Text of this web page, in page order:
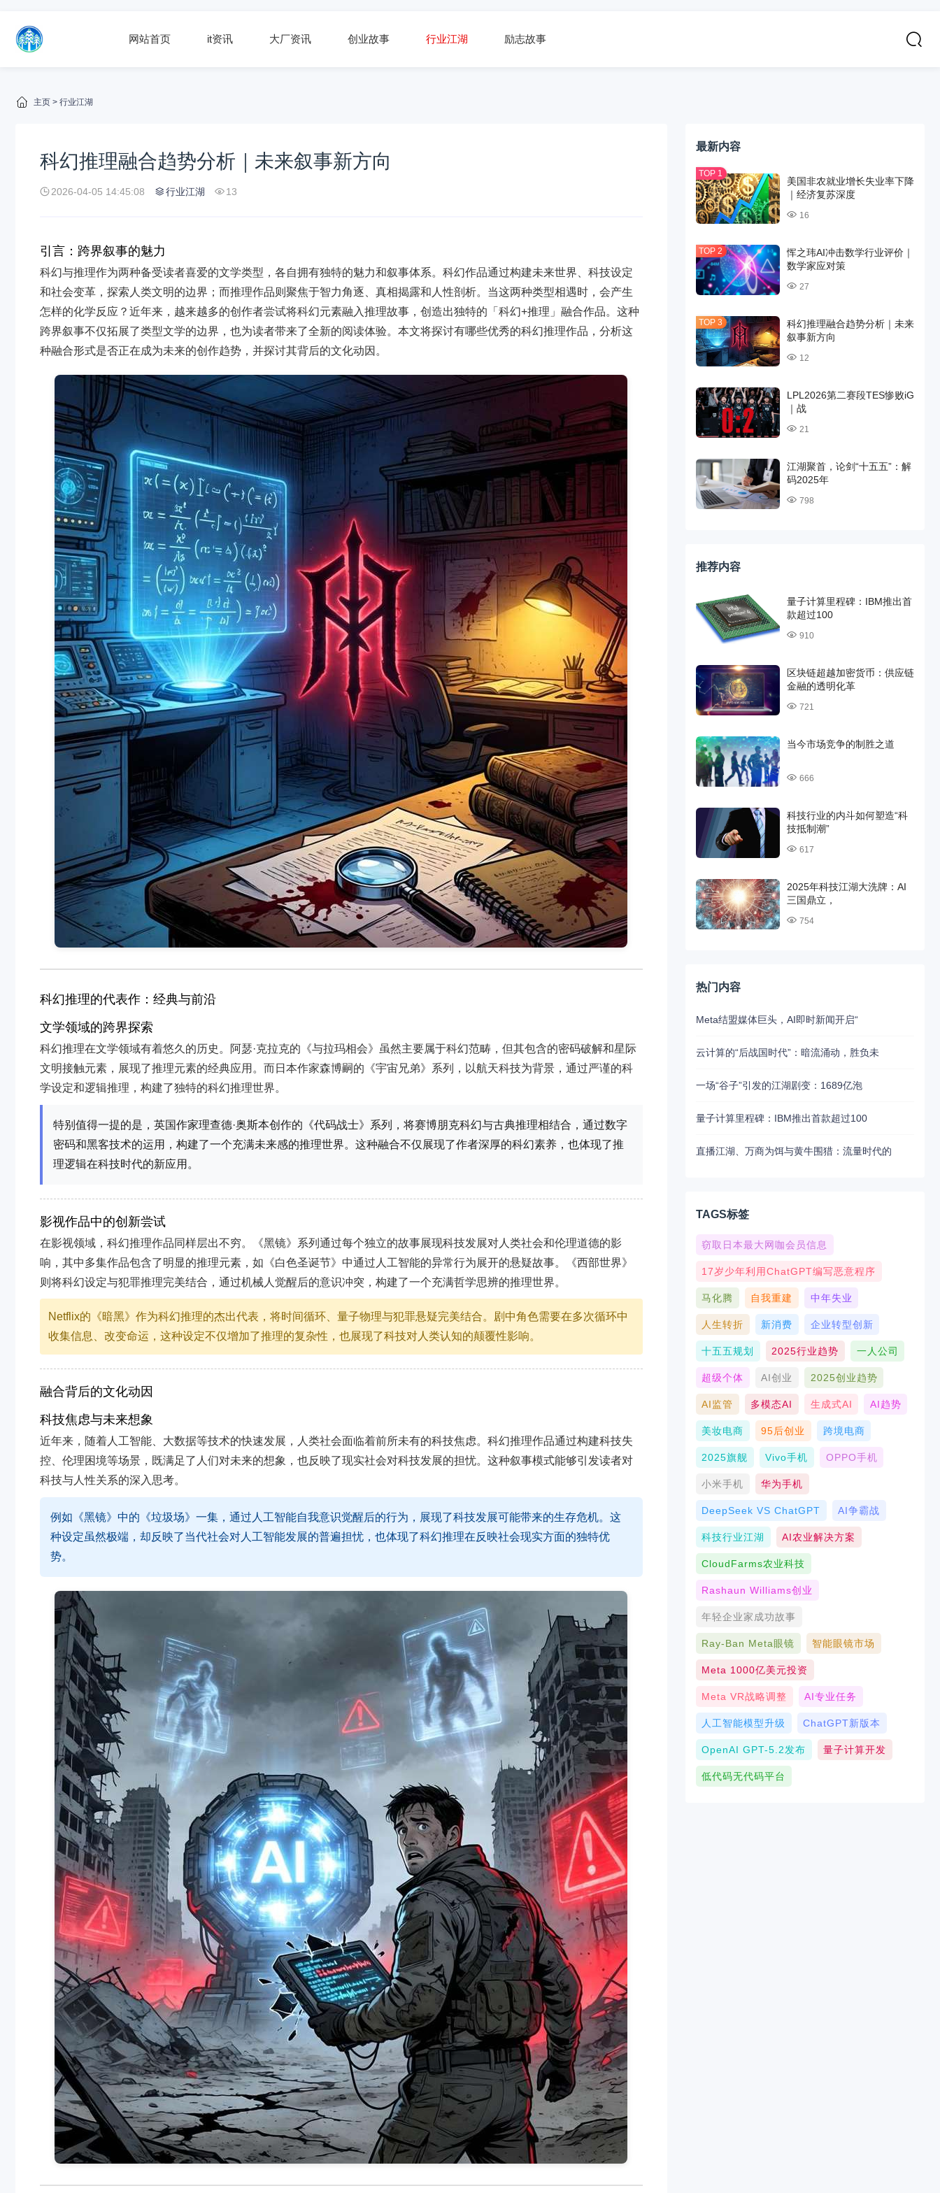
网站首页 it资讯 大厂资讯 创业故事 行业江湖 励志故事
主页 > 行业江湖
科幻推理融合趋势分析｜未来叙事新方向
2026-04-05 14:45:08 行业江湖 13
引言：跨界叙事的魅力
科幻与推理作为两种备受读者喜爱的文学类型，各自拥有独特的魅力和叙事体系。科幻作品通过构建未来世界、科技设定
和社会变革，探索人类文明的边界；而推理作品则聚焦于智力角逐、真相揭露和人性剖析。当这两种类型相遇时，会产生
怎样的化学反应？近年来，越来越多的创作者尝试将科幻元素融入推理故事，创造出独特的「科幻+推理」融合作品。这种
跨界叙事不仅拓展了类型文学的边界，也为读者带来了全新的阅读体验。本文将探讨有哪些优秀的科幻推理作品，分析这
种融合形式是否正在成为未来的创作趋势，并探讨其背后的文化动因。
科幻推理的代表作：经典与前沿
文学领域的跨界探索
科幻推理在文学领域有着悠久的历史。阿瑟·克拉克的《与拉玛相会》虽然主要属于科幻范畴，但其包含的密码破解和星际
文明接触元素，展现了推理元素的经典应用。而日本作家森博嗣的《宇宙兄弟》系列，以航天科技为背景，通过严谨的科
学设定和逻辑推理，构建了独特的科幻推理世界。
特别值得一提的是，英国作家理查德·奥斯本创作的《代码战士》系列，将赛博朋克科幻与古典推理相结合，通过数字
密码和黑客技术的运用，构建了一个充满未来感的推理世界。这种融合不仅展现了作者深厚的科幻素养，也体现了推
理逻辑在科技时代的新应用。
影视作品中的创新尝试
在影视领域，科幻推理作品同样层出不穷。《黑镜》系列通过每个独立的故事展现科技发展对人类社会和伦理道德的影
响，其中多集作品包含了明显的推理元素，如《白色圣诞节》中通过人工智能的异常行为展开的悬疑故事。《西部世界》
则将科幻设定与犯罪推理完美结合，通过机械人觉醒后的意识冲突，构建了一个充满哲学思辨的推理世界。
Netflix的《暗黑》作为科幻推理的杰出代表，将时间循环、量子物理与犯罪悬疑完美结合。剧中角色需要在多次循环中
收集信息、改变命运，这种设定不仅增加了推理的复杂性，也展现了科技对人类认知的颠覆性影响。
融合背后的文化动因
科技焦虑与未来想象
近年来，随着人工智能、大数据等技术的快速发展，人类社会面临着前所未有的科技焦虑。科幻推理作品通过构建科技失
控、伦理困境等场景，既满足了人们对未来的想象，也反映了现实社会对科技发展的担忧。这种叙事模式能够引发读者对
科技与人性关系的深入思考。
例如《黑镜》中的《垃圾场》一集，通过人工智能自我意识觉醒后的行为，展现了科技发展可能带来的生存危机。这
种设定虽然极端，却反映了当代社会对人工智能发展的普遍担忧，也体现了科幻推理在反映社会现实方面的独特优
势。
最新内容
美国非农就业增长失业率下降
｜经济复苏深度
16
恽之玮AI冲击数学行业评价｜
数学家应对策
27
科幻推理融合趋势分析｜未来
叙事新方向
12
LPL2026第二赛段TES惨败iG
｜战
21
江湖聚首，论剑“十五五”：解
码2025年
798
推荐内容
量子计算里程碑：IBM推出首
款超过100
910
区块链超越加密货币：供应链
金融的透明化革
721
当今市场竞争的制胜之道
666
科技行业的内斗如何塑造“科
技抵制潮”
617
2025年科技江湖大洗牌：AI
三国鼎立，
754
热门内容
Meta结盟媒体巨头，AI即时新闻开启“
云计算的“后战国时代”：暗流涌动，胜负未
一场“谷子”引发的江湖剧变：1689亿泡
量子计算里程碑：IBM推出首款超过100
直播江湖、万商为饵与黄牛围猎：流量时代的
TAGS标签
窃取日本最大网咖会员信息
17岁少年利用ChatGPT编写恶意程序
马化腾 自我重建 中年失业
人生转折 新消费 企业转型创新
十五五规划 2025行业趋势 一人公司
超级个体 AI创业 2025创业趋势
AI监管 多模态AI 生成式AI AI趋势
美妆电商 95后创业 跨境电商
2025旗舰 Vivo手机 OPPO手机
小米手机 华为手机
DeepSeek VS ChatGPT AI争霸战
科技行业江湖 AI农业解决方案
CloudFarms农业科技
Rashaun Williams创业
年轻企业家成功故事
Ray-Ban Meta眼镜 智能眼镜市场
Meta 1000亿美元投资
Meta VR战略调整 AI专业任务
人工智能模型升级 ChatGPT新版本
OpenAI GPT-5.2发布 量子计算开发
低代码无代码平台